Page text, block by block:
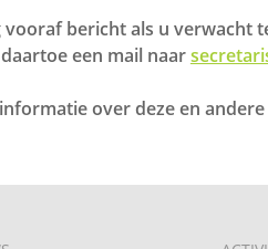
vooraf bericht als u verwacht
een mail naar
over deze en